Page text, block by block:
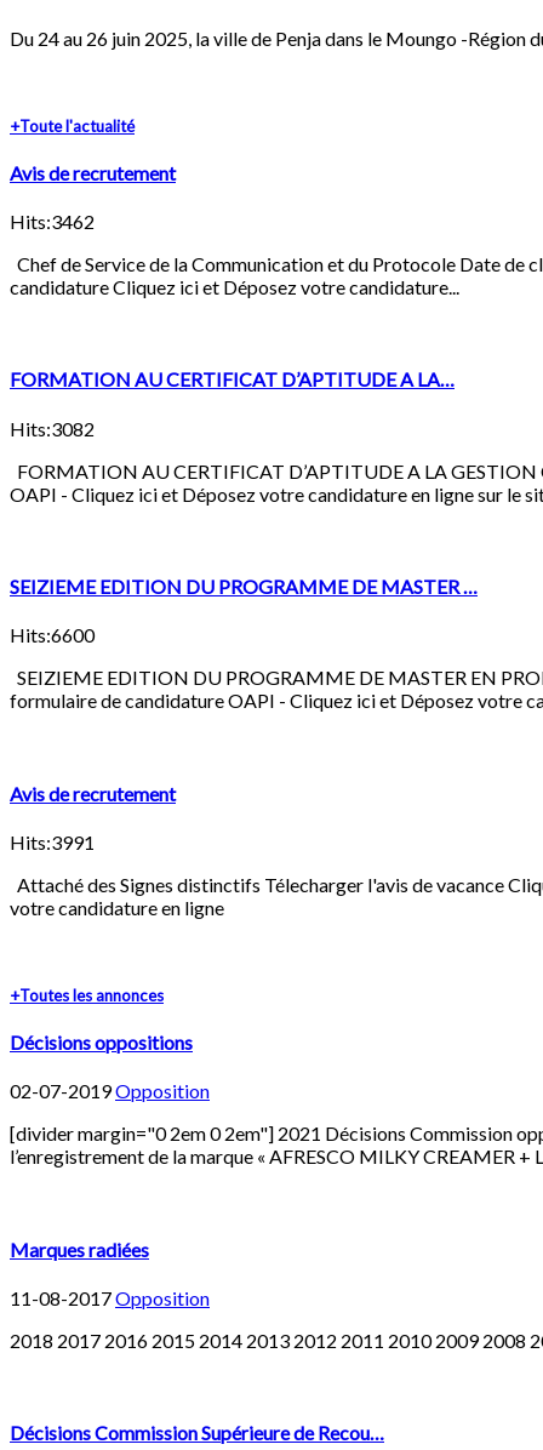
Du 24 au 26 juin 2025, la ville de Penja dans le Moungo -
+Toute l'actualité
Avis de recrutement
Hits:3462
Chef de Service de la Communication et du Protocole Date de
candidature Cliquez ici et Déposez votre candidature...
FORMATION AU CERTIFICAT D’APTITUDE A LA…
Hits:3082
FORMATION AU CERTIFICAT D’APTITUDE A LA
OAPI - Cliquez ici et Déposez votre candidature en ligne sur le
SEIZIEME EDITION DU PROGRAMME DE MASTER …
Hits:6600
SEIZIEME EDITION DU PROGRAMME DE MASTER EN
formulaire de candidature OAPI - Cliquez ici et Déposez votre
Avis de recrutement
Hits:3991
Attaché des Signes distinctifs Télecharger l'avis de vacance
votre candidature en ligne
+Toutes les annonces
Décisions oppositions
02-07-2019Opposition
[divider margin="0 2em 0 2em"] 2021 Décisions Commission
l’enregistrement de la marque « AFRESCO MILKY CREAMER +
Marques radiées
11-08-2017Opposition
2018 2017 2016 2015 2014 2013 2012 2011 2010 2009 2008
Décisions Commission Supérieure de Recou…